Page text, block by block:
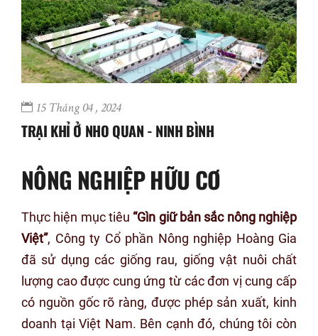
15 Tháng 04 , 2024
TRẠI KHỈ Ở NHO QUAN - NINH BÌNH
NÔNG NGHIỆP HỮU CƠ
Thực hiện mục tiêu “Gìn giữ bản sắc nông nghiệp
Việt”, Công ty Cổ phần Nông nghiệp Hoàng Gia
đã sử dụng các giống rau, giống vật nuôi chất
lượng cao được cung ứng từ các đơn vị cung cấp
có nguồn gốc rõ ràng, được phép sản xuất, kinh
doanh tại Việt Nam. Bên cạnh đó, chúng tôi còn